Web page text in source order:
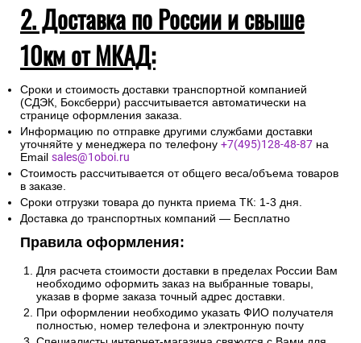
2. Доставка по России и свыше
10км от МКАД:
Сроки и стоимость доставки транспортной компанией
(СДЭК, Боксберри) рассчитывается автоматически на
странице оформления заказа.
Информацию по отправке другими службами доставки
уточняйте у менеджера по телефону +7(495)128-48-87 на
Email sales@1oboi.ru
Стоимость рассчитывается от общего веса/объема товаров
в заказе.
Сроки отгрузки товара до пункта приема ТК: 1-3 дня.
Доставка до транспортных компаний — Бесплатно
Правила оформления:
Для расчета стоимости доставки в пределах России Вам
необходимо оформить заказ на выбранные товары,
указав в форме заказа точный адрес доставки.
При оформлении необходимо указать ФИО получателя
полностью, номер телефона и электронную почту